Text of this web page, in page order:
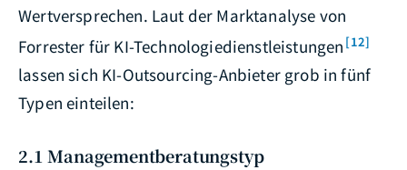
Wertversprechen. Laut der Marktanalyse von
Forrester für KI-Technologiedienstleistungen [12]
lassen sich KI-Outsourcing-Anbieter grob in fünf
Typen einteilen:
2.1 Managementberatungstyp